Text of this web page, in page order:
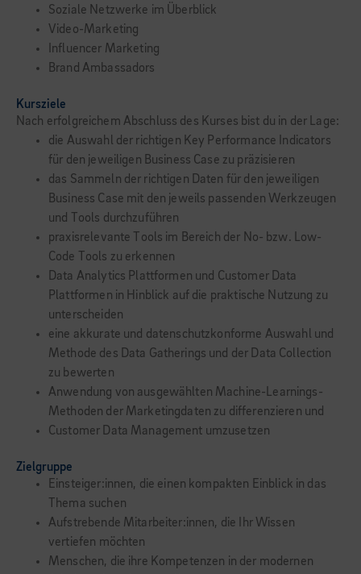
Soziale Netzwerke im Überblick
Video-Marketing
Influencer Marketing
Brand Ambassadors
Kursziele
Nach erfolgreichem Abschluss des Kurses bist du in der Lage:
die Auswahl der richtigen Key Performance Indicators
für den jeweiligen Business Case zu präzisieren
das Sammeln der richtigen Daten für den jeweiligen
Business Case mit den jeweils passenden Werkzeugen
und Tools durchzuführen
praxisrelevante Tools im Bereich der No- bzw. Low-
Code Tools zu erkennen
Data Analytics Plattformen und Customer Data
Plattformen in Hinblick auf die praktische Nutzung zu
unterscheiden
eine akkurate und datenschutzkonforme Auswahl und
Methode des Data Gatherings und der Data Collection
zu bewerten
Anwendung von ausgewählten Machine-Learnings-
Methoden der Marketingdaten zu differenzieren und
Customer Data Management umzusetzen
Zielgruppe
Einsteiger:innen, die einen kompakten Einblick in das
Thema suchen
Aufstrebende Mitarbeiter:innen, die Ihr Wissen
vertiefen möchten
Menschen, die ihre Kompetenzen in der modernen